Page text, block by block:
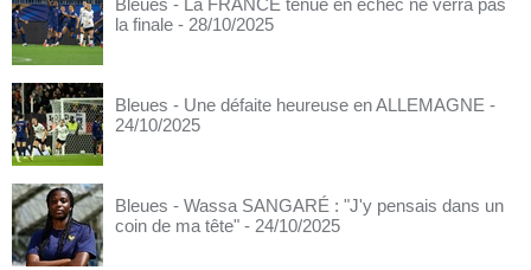
Bleues - La FRANCE tenue en échec ne verra pas
la finale - 28/10/2025
Bleues - Une défaite heureuse en ALLEMAGNE -
24/10/2025
Bleues - Wassa SANGARÉ : "J'y pensais dans un
coin de ma tête" - 24/10/2025